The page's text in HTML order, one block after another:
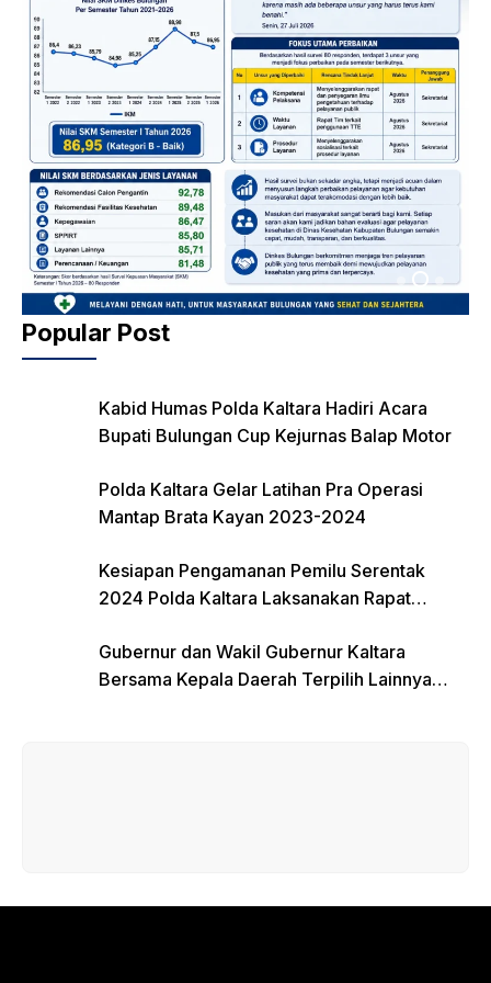
Popular Post
Kabid Humas Polda Kaltara Hadiri Acara
Bupati Bulungan Cup Kejurnas Balap Motor
Polda Kaltara Gelar Latihan Pra Operasi
Mantap Brata Kayan 2023-2024
Kesiapan Pengamanan Pemilu Serentak
2024 Polda Kaltara Laksanakan Rapat
Gubernur dan Wakil Gubernur Kaltara
Bersama Kepala Daerah Terpilih Lainnya